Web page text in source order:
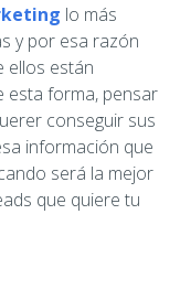
lo más
y por esa razón
ellos están
esta forma, pensar
conseguir sus
información que
será la mejor
que quiere tu